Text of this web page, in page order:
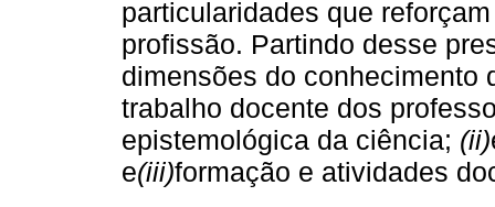
particularidades que
profissão. Partindo desse
dimensões do conhecimento
trabalho docente dos
epistemológica da ciência; (ii)
e(iii)formação e atividades